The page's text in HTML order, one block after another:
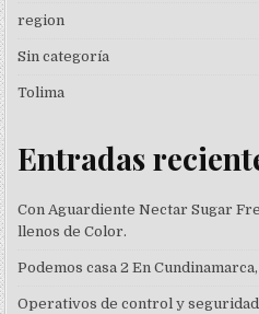
region
Sin categoría
Tolima
Entradas
Con Aguardiente Nectar Sugar
llenos de Color.
Podemos casa 2 En
Operativos de control y